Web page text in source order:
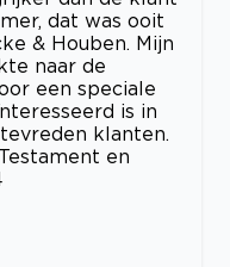
dat was ooit
& Houben. Mijn
naar de
een speciale
is in
klanten.
en